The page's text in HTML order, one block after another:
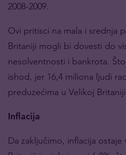
2008-2009.
Ovi pritisci na mala i srednja
Britaniji mogli bi dovesti do
nesolventnosti i bankrota.
ishod, jer 16,4 miliona ljudi
preduzećima u Velikoj
Inflacija
Da zaključimo, inflacija ostaje